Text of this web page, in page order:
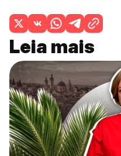
Leia mais